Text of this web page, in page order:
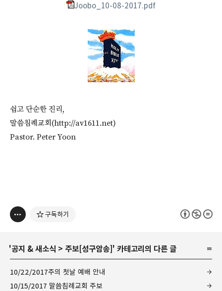
Joobo_10-08-2017.pdf
쉽고 단순한 진리,
말씀침례교회(http://av1611.net)
Pastor. Peter Yoon
구독하기
'공지 & 새소식 > 주보[성구암송] ' 카테고리의 다른 글
10/22/2017주의 첫날 예배 안내
10/15/2017 말씀침례교회 주보